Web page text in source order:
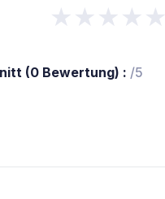
★★★★★
(0 Bewertung) : /5